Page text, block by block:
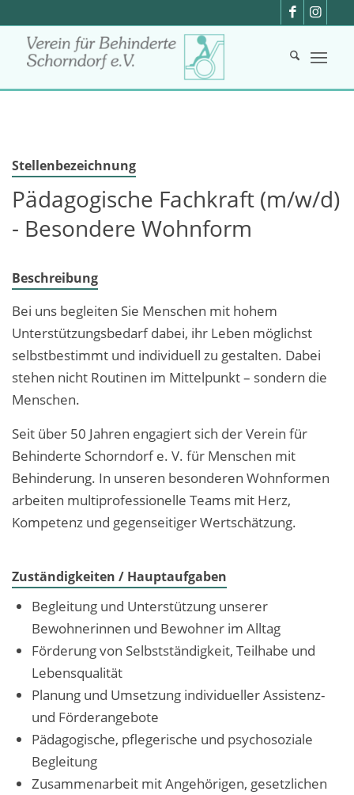
Stellenbezeichnung
Pädagogische Fachkraft (m/w/d)
- Besondere Wohnform
Beschreibung
Bei uns begleiten Sie Menschen mit hohem
Unterstützungsbedarf dabei, ihr Leben möglichst
selbstbestimmt und individuell zu gestalten. Dabei
stehen nicht Routinen im Mittelpunkt – sondern die
Menschen.
Seit über 50 Jahren engagiert sich der Verein für
Behinderte Schorndorf e. V. für Menschen mit
Behinderung. In unseren besonderen Wohnformen
arbeiten multiprofessionelle Teams mit Herz,
Kompetenz und gegenseitiger Wertschätzung.
Zuständigkeiten / Hauptaufgaben
Begleitung und Unterstützung unserer
Bewohnerinnen und Bewohner im Alltag
Förderung von Selbstständigkeit, Teilhabe und
Lebensqualität
Planung und Umsetzung individueller Assistenz-
und Förderangebote
Pädagogische, pflegerische und psychosoziale
Begleitung
Zusammenarbeit mit Angehörigen, gesetzlichen